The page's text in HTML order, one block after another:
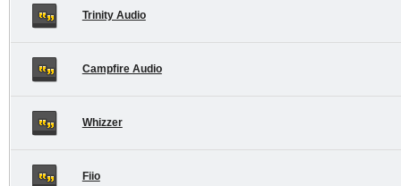
Trinity Audio
Campfire Audio
Whizzer
Fiio